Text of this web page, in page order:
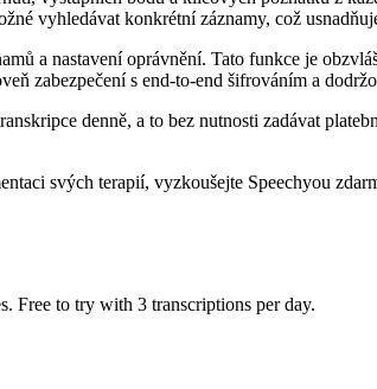
vyhledávat konkrétní záznamy, což
a nastavení oprávnění. Tato funkce je
zabezpečení s end-to-end šifrováním a
denně, a to bez nutnosti zadávat
svých terapií, vyzkoušejte Speechyou
Free to try with 3 transcriptions per day.